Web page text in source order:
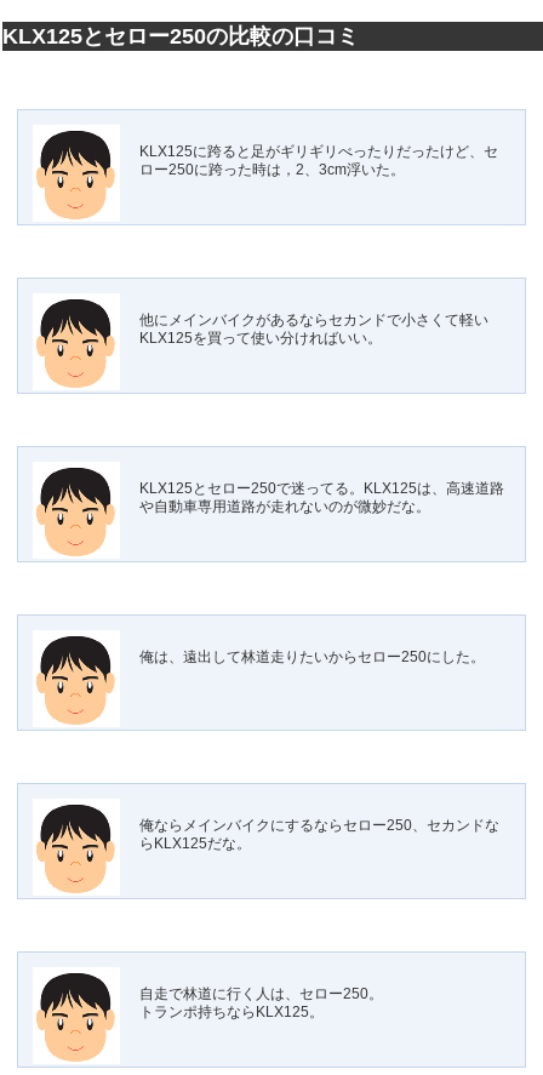
KLX125とセロー250の比較の口コミ
KLX125に跨ると足がギリギリべったりだったけど、セ
ロー250に跨った時は，2、3cm浮いた。
他にメインバイクがあるならセカンドで小さくて軽い
KLX125を買って使い分ければいい。
KLX125とセロー250で迷ってる。KLX125は、高速道路
や自動車専用道路が走れないのが微妙だな。
俺は、遠出して林道走りたいからセロー250にした。
俺ならメインバイクにするならセロー250、セカンドな
らKLX125だな。
自走で林道に行く人は、セロー250。
トランポ持ちならKLX125。